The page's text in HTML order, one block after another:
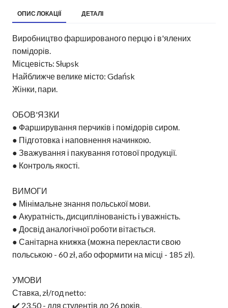
ОПИС ЛОКАЦІЇ ДЕТАЛІ
Виробництво фаршированого перцю і в'ялених
помідорів.
Місцевість: Słupsk
Найближче велике місто: Gdańsk
Жінки, пари.
ОБОВ'ЯЗКИ
● Фарширування перчиків і помідорів сиром.
● Підготовка і наповнення начинкою.
● Зважування і пакування готової продукції.
● Контроль якості.
ВИМОГИ
● Мінімальне знання польської мови.
● Акуратність, дисциплінованість і уважність.
● Досвід аналогічної роботи вітається.
● Санітарна книжка (можна перекласти свою
польською - 60 zł, або оформити на місці - 185 zł).
УМОВИ
Ставка, zł/год netto:
✔️ 23,50 - для студентів до 26 років,